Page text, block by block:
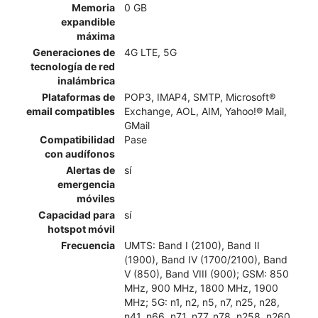
Memoria
expandible
máxima
0 GB
Generaciones de
tecnología de red
inalámbrica
4G LTE, 5G
Plataformas de
email compatibles
POP3, IMAP4, SMTP, Microsoft®
Exchange, AOL, AIM, Yahoo!® Mail,
GMail
Compatibilidad
con audífonos
Pase
Alertas de
emergencia
móviles
sí
Capacidad para
hotspot móvil
sí
Frecuencia
UMTS: Band I (2100), Band II
(1900), Band IV (1700/2100), Band
V (850), Band VIII (900); GSM: 850
MHz, 900 MHz, 1800 MHz, 1900
MHz; 5G: n1, n2, n5, n7, n25, n28,